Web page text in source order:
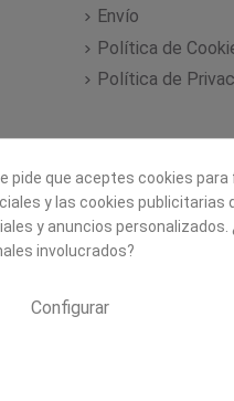
Envío
Política de
Política de
pide que aceptes cookies
y las cookies
y anuncios
involucrados?
Configurar